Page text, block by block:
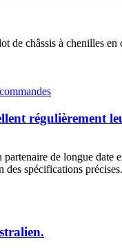
châssis à chenilles en
régulièrement
de longue date
des spécifications